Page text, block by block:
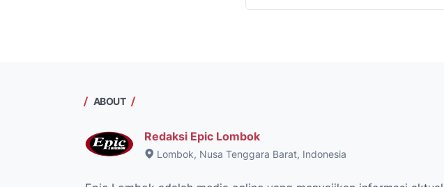
ABOUT
Redaksi Epic Lombok
Lombok, Nusa Tenggara Barat, Indonesia